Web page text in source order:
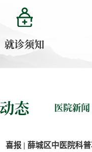
就诊须知
态 医院新闻
喜报 | 薛城区中医院科